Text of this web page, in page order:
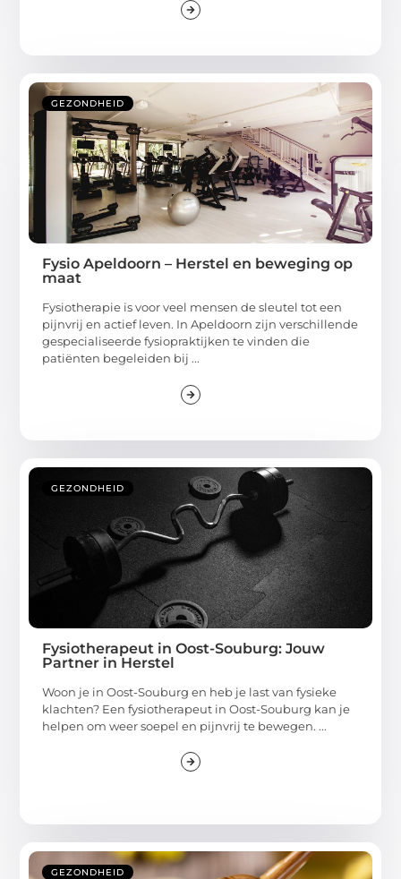
GEZONDHEID
Fysio Apeldoorn – Herstel en beweging op
maat
Fysiotherapie is voor veel mensen de sleutel tot een
pijnvrij en actief leven. In Apeldoorn zijn verschillende
gespecialiseerde fysiopraktijken te vinden die
patiënten begeleiden bij ...
GEZONDHEID
Fysiotherapeut in Oost-Souburg: Jouw
Partner in Herstel
Woon je in Oost-Souburg en heb je last van fysieke
klachten? Een fysiotherapeut in Oost-Souburg kan je
helpen om weer soepel en pijnvrij te bewegen. ...
GEZONDHEID